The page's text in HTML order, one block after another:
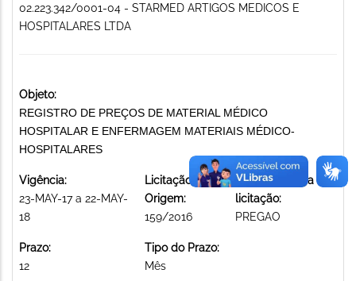
02.223.342/0001-04 - STARMED ARTIGOS MEDICOS E
HOSPITALARES LTDA
Objeto:
REGISTRO DE PREÇOS DE MATERIAL MÉDICO
HOSPITALAR E ENFERMAGEM MATERIAIS MÉDICO-
HOSPITALARES
Vigência:
23-MAY-17 a 22-MAY-
18
Licitação de
Origem:
159/2016
Modalidade da
licitação:
PREGAO
Prazo:
12
Tipo do Prazo:
Mês